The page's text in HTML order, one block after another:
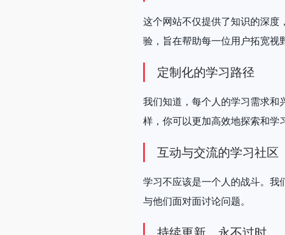
这个网站不仅提供了知识的深度
验，旨在帮助每一位用户拓宽视
定制化的学习路径
我们知道，每个人的学习需求和
样，你可以更加高效地探索和学
互动与交流的学习社区
学习不应该是一个人的战斗。我
与他们面对面讨论问题。